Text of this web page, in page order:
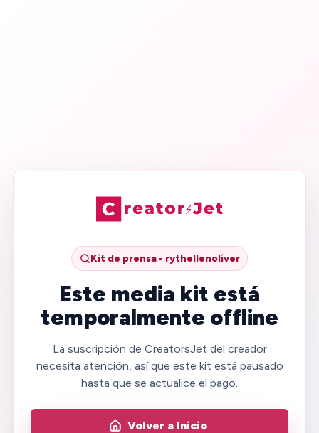
Kit de prensa - rythellenoliver
Este media kit está
temporalmente offline
La suscripción de CreatorsJet del creador
necesita atención, así que este kit está pausado
hasta que se actualice el pago.
Volver a Inicio